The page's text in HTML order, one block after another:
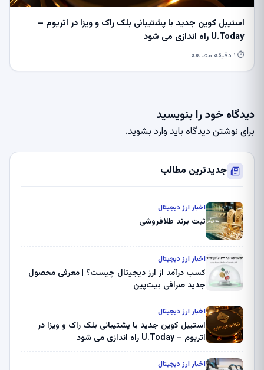
استیبل کوین جدید با پشتیبانی بلک راک و ویزا در اتریوم –
U.Today راه اندازی می شود
⏱ ۱ دقیقه مطالعه
دیدگاه خود را بنویسید
برای نوشتن دیدگاه باید وارد بشوید.
جدیدترین مطالب
اخبار ارز دیجیتال
ثبت برند طلافروشی
اخبار ارز دیجیتال
کسب درآمد از ارز دیجیتال چیست؟ | معرفی محصول
جدید صرافی بیت‌پین
اخبار ارز دیجیتال
استیبل کوین جدید با پشتیبانی بلک راک و ویزا در
اتریوم – U.Today راه اندازی می شود
اخبار ارز دیجیتال